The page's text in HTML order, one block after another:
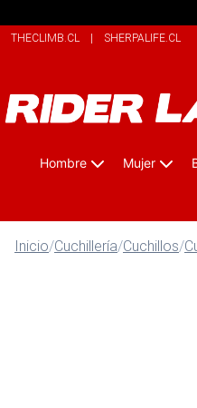
THECLIMB.CL | SHERPALIFE.CL
Hombre Mujer
Inicio/Cuchillería/Cuchillos/